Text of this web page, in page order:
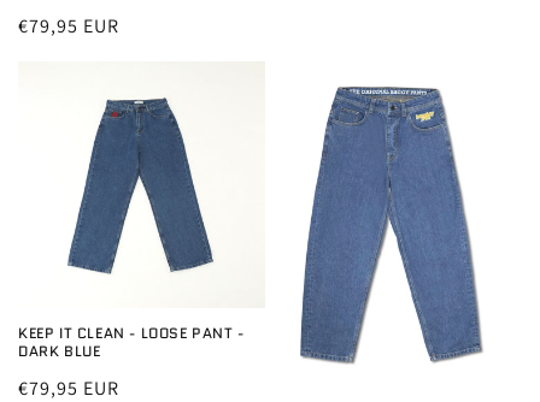
Normale
€79,95 EUR
KEEP IT CLEAN - LOOSE PANT -
DARK BLUE
Normale
€79,95 EUR